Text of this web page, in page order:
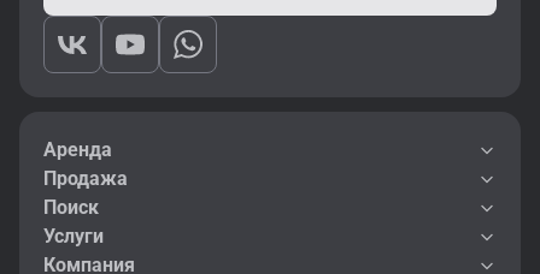
Аренда
Продажа
Поиск
Услуги
Компания